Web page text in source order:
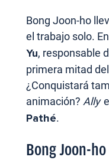
Bong Joon-ho
el trabajo solo.
Yu, responsable
primera mitad
¿Conquistará
animación? Ally
Pathé.
Bong Joon-